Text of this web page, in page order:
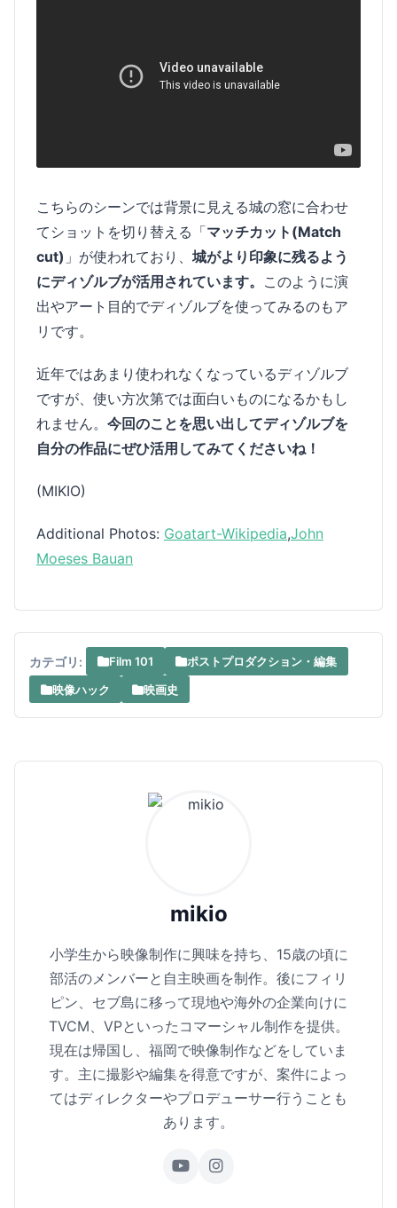
こちらのシーンでは背景に見える城の窓に合わせ
てショットを切り替える「マッチカット(Match
cut) 」が使われており、 城がより印象に残るよう
にディゾルブが活用されています。 このように演
出やアート目的でディゾルブを使ってみるのもア
リです。
近年ではあまり使われなくなっているディゾルブ
ですが、使い方次第では面白いものになるかもし
れません。 今回のことを思い出してディゾルブを
自分の作品にぜひ活用してみてくださいね！
(MIKIO)
Additional Photos: Goatart-Wikipedia,John
Moeses Bauan
カテゴリ: Film 101
ポストプロダクション・編集
映像ハック
映画史
mikio
小学生から映像制作に興味を持ち、15歳の頃に
部活のメンバーと自主映画を制作。後にフィリ
ピン、セブ島に移って現地や海外の企業向けに
TVCM、VPといったコマーシャル制作を提供。
現在は帰国し、福岡で映像制作などをしていま
す。主に撮影や編集を得意ですが、案件によっ
てはディレクターやプロデューサー行うことも
あります。